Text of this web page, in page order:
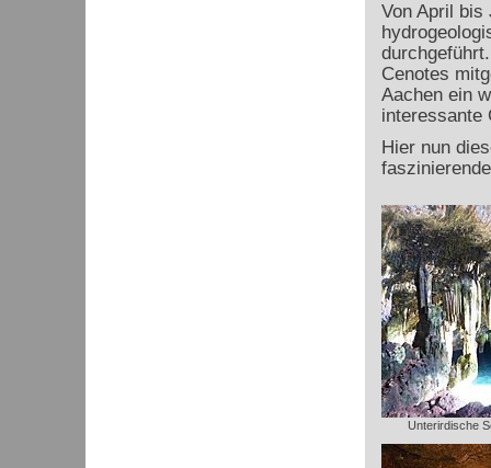
Von April bis
Cenotes
Aachen ein
interessante
Hier nun
Unterirdische